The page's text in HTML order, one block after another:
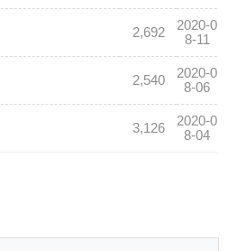
2,692
2020-0
8-11
2,540
2020-0
8-06
3,126
2020-0
8-04